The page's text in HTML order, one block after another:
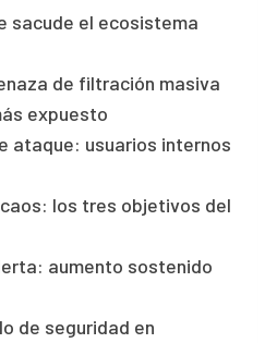
sacude el ecosistema
de filtración masiva
expuesto
ataque: usuarios internos
los tres objetivos del
aumento sostenido
de seguridad en